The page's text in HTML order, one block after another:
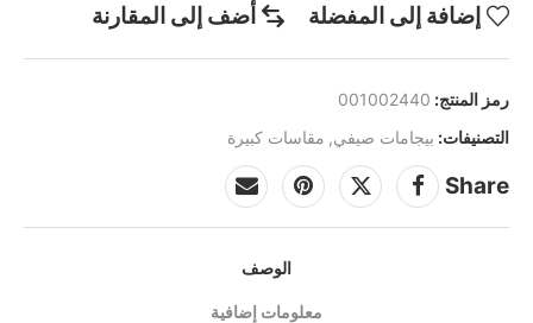
إضافة إلى المفضلة أضف إلى المقارنة
رمز المنتج: 001002440
التصنيفات: بيجامات صيفي, مقاسات كبيرة
Share
الوصف
معلومات إضافية